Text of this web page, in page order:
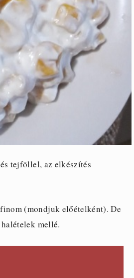
tejföllel, az elkészítés
(mondjuk előételként). De
mellé.